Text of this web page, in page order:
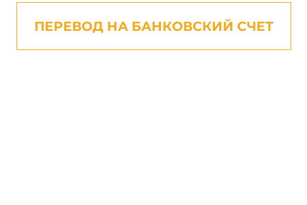
ПЕРЕВОД НА БАНКОВСКИЙ СЧЕТ